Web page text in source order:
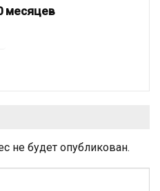
месяцев
не будет опубликован.